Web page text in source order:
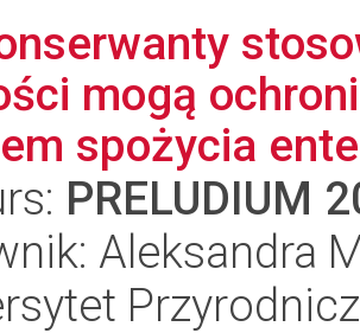
mogą
spożycia
PRELUDIUM
Aleksandra